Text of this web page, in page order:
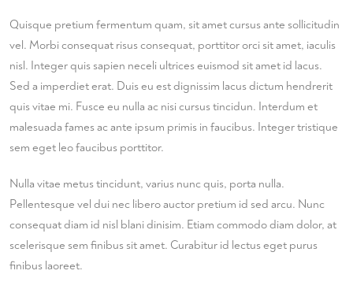
Quisque pretium fermentum quam, sit amet cursus ante sollicitudin
vel. Morbi consequat risus consequat, porttitor orci sit amet, iaculis
nisl. Integer quis sapien neceli ultrices euismod sit amet id lacus.
Sed a imperdiet erat. Duis eu est dignissim lacus dictum hendrerit
quis vitae mi. Fusce eu nulla ac nisi cursus tincidun. Interdum et
malesuada fames ac ante ipsum primis in faucibus. Integer tristique
sem eget leo faucibus porttitor.
Nulla vitae metus tincidunt, varius nunc quis, porta nulla.
Pellentesque vel dui nec libero auctor pretium id sed arcu. Nunc
consequat diam id nisl blani dinisim. Etiam commodo diam dolor, at
scelerisque sem finibus sit amet. Curabitur id lectus eget purus
finibus laoreet.